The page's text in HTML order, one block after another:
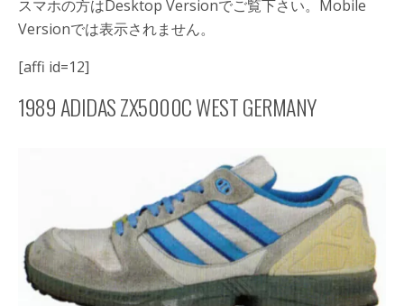
スマホの方はDesktop Versionでご覧下さい。Mobile
Versionでは表示されません。
[affi id=12]
1989 ADIDAS ZX5000C WEST GERMANY